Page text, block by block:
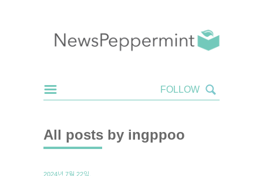
All posts by ingppoo
2024년 7월 22일.